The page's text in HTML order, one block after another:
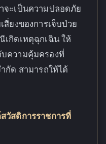
ะเป็นความปลอดภัย
สี่ยงของการเจ็บป่วย
เกิดเหตุฉุกเฉิน ให้
ความคุ้มครองที่
กัด สามารถให้ได้
วัสดิการราชการที่